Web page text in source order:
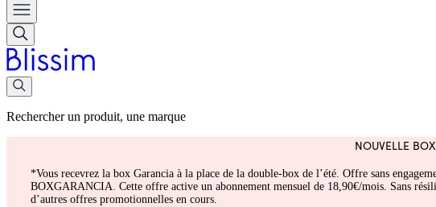
Rechercher un produit, une marque
NOUVELLE
*Vous recevrez la box Garancia à la place de la double-box de l’été. Offre sans
BOXGARANCIA. Cette offre active un abonnement mensuel de 18,90€/mois. Sans
d’autres offres promotionnelles en cours.